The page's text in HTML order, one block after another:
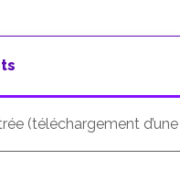
(téléchargement